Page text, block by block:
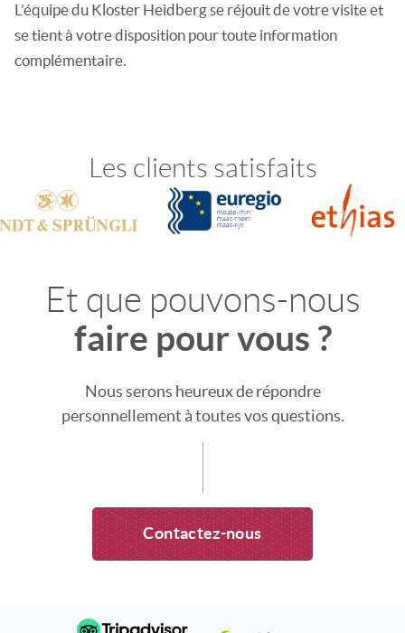
L’équipe du Kloster Heidberg se réjouit de votre visite et
se tient à votre disposition pour toute information
complémentaire.
Les clients satisfaits
Et que pouvons-nous
faire pour vous ?
Nous serons heureux de répondre
personnellement à toutes vos questions.
Contactez-nous